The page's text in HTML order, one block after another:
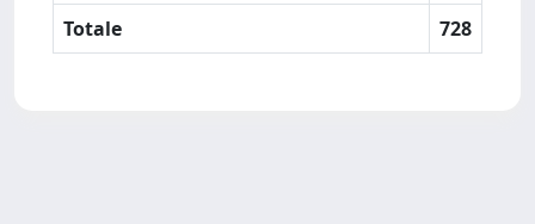
Totale 728